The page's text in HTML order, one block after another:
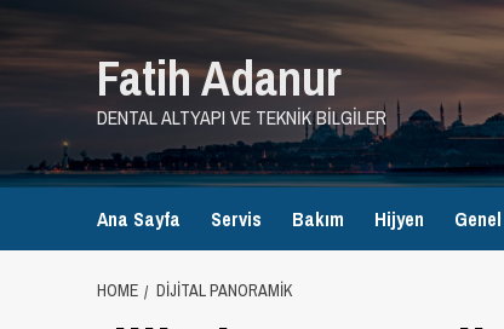
Skip
to
content
Fatih Adanur
DENTAL ALTYAPI VE TEKNIK BILGILER
Ana Sayfa Servis Bakım Hijyen Genel
HOME DIJITAL PANORAMIK